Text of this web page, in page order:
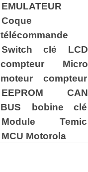
EMULATEUR
Coque
télécommande
Switch clé
LCD
compteur
Micro
moteur compteur
EEPROM
CAN
BUS
bobine clé
Module Temic
MCU Motorola